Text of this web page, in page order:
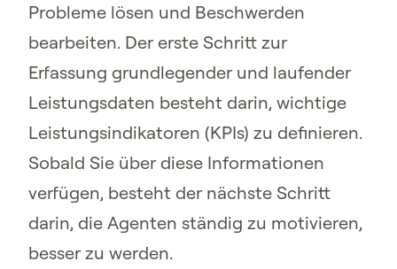
Probleme lösen und Beschwerden
bearbeiten. Der erste Schritt zur
Erfassung grundlegender und laufender
Leistungsdaten besteht darin, wichtige
Leistungsindikatoren (KPIs) zu definieren.
Sobald Sie über diese Informationen
verfügen, besteht der nächste Schritt
darin, die Agenten ständig zu motivieren,
besser zu werden.